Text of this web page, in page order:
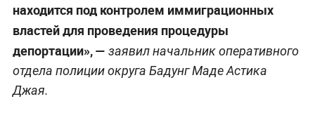
находится под контролем иммиграционных
властей для проведения процедуры
депортации», — заявил начальник оперативного
отдела полиции округа Бадунг Маде Астика
Джая.